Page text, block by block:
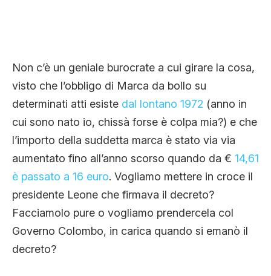
Non c’è un geniale burocrate a cui girare la cosa,
visto che l’obbligo di Marca da bollo su
determinati atti esiste dal lontano 1972 (anno in
cui sono nato io, chissà forse è colpa mia?) e che
l’importo della suddetta marca è stato via via
aumentato fino all’anno scorso quando da € 14,61
è passato a 16 euro. Vogliamo mettere in croce il
presidente Leone che firmava il decreto?
Facciamolo pure o vogliamo prendercela col
Governo Colombo, in carica quando si emanò il
decreto?